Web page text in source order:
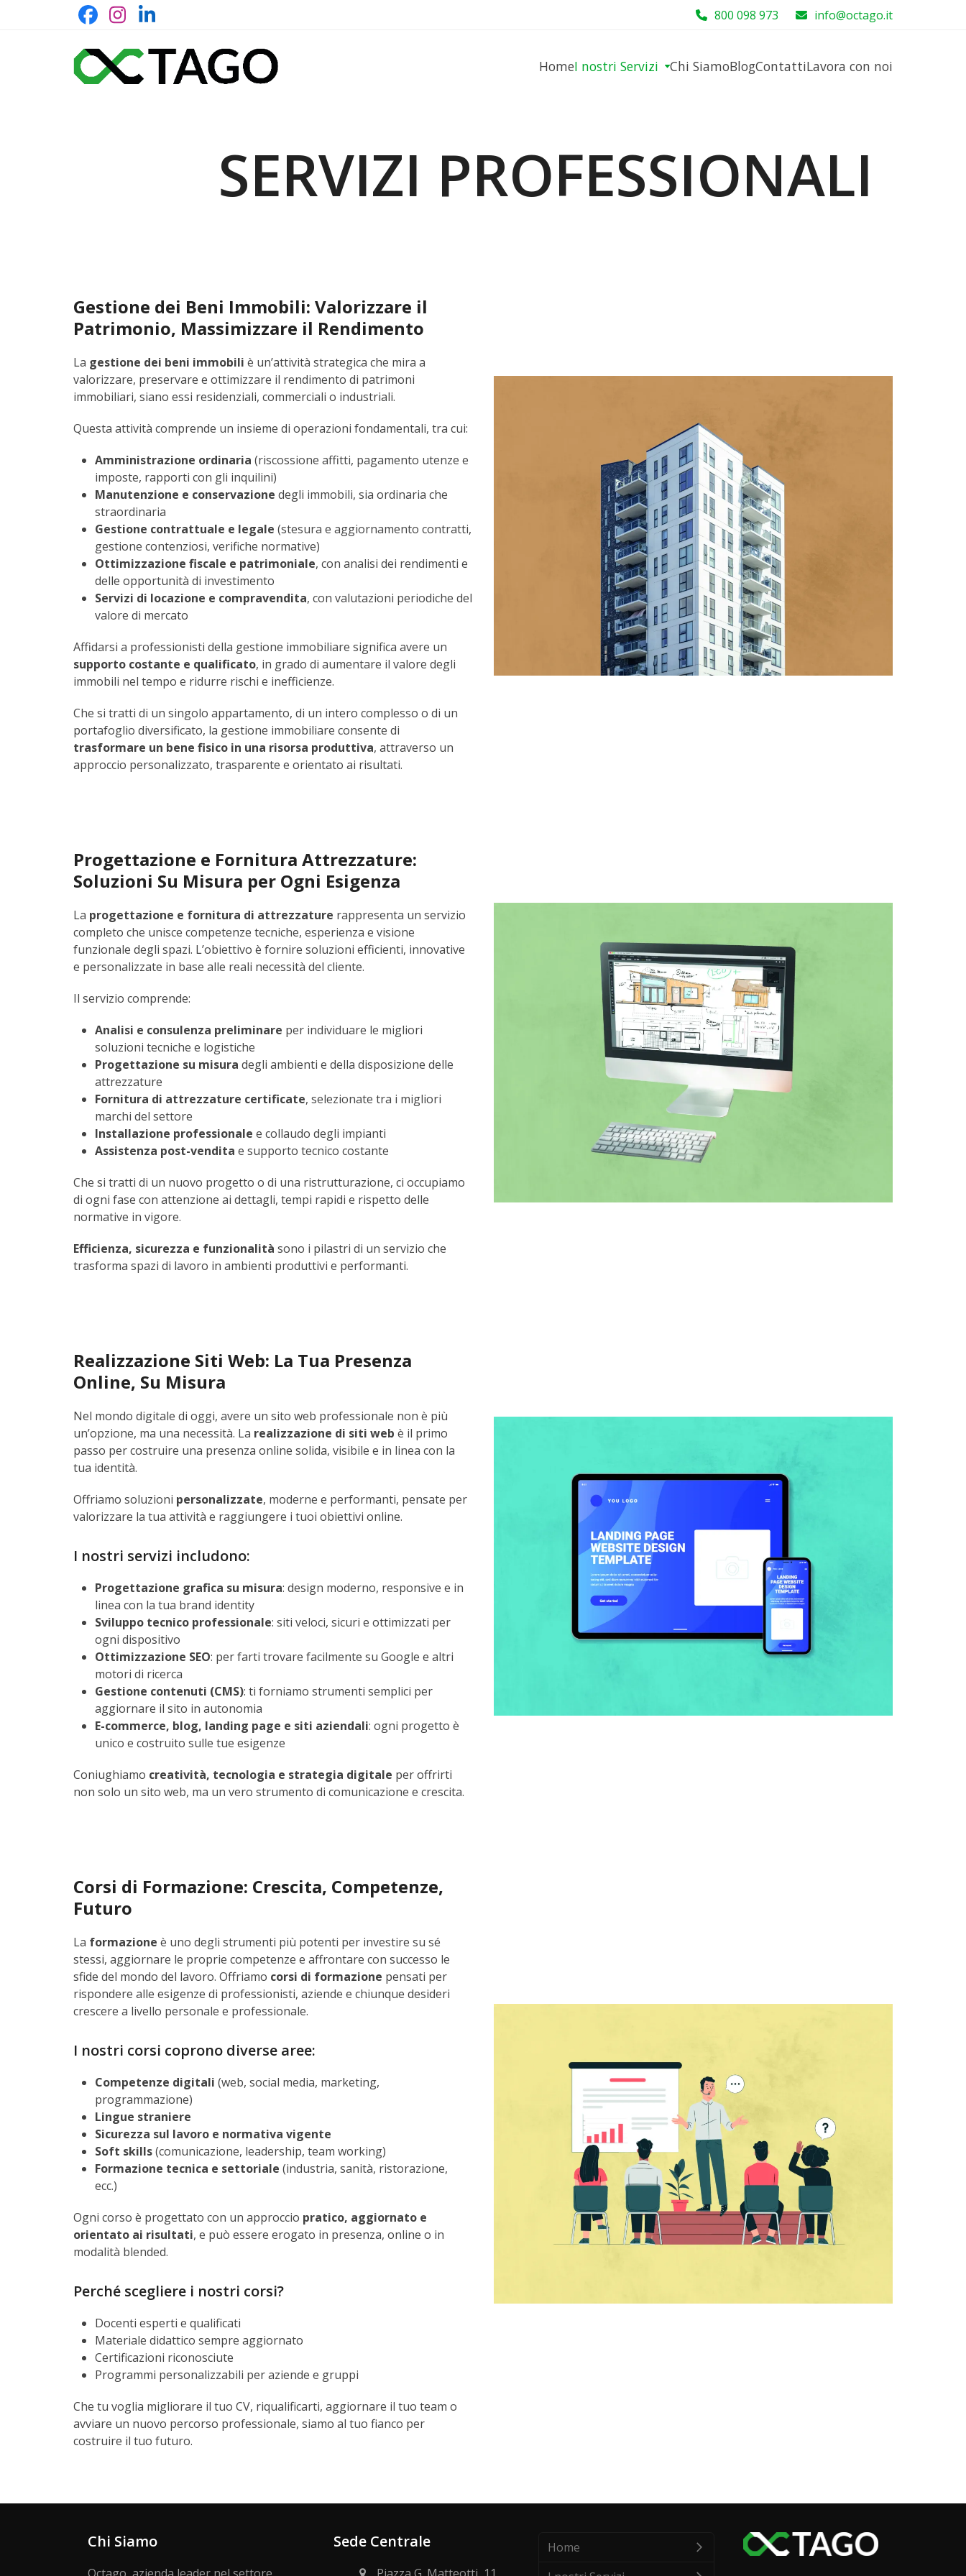
Facebook
Instagram
LinkedIn 800 098 973 info@octago.it
HomeI nostri Servizi Chi SiamoBlogContattiLavora con noi
SERVIZI PROFESSIONALI
Gestione dei Beni Immobili: Valorizzare il
Patrimonio, Massimizzare il Rendimento
La gestione dei beni immobili è un’attività strategica che mira a
valorizzare, preservare e ottimizzare il rendimento di patrimoni
immobiliari, siano essi residenziali, commerciali o industriali.
Questa attività comprende un insieme di operazioni fondamentali, tra cui:
Amministrazione ordinaria (riscossione affitti, pagamento utenze e
imposte, rapporti con gli inquilini)
Manutenzione e conservazione degli immobili, sia ordinaria che
straordinaria
Gestione contrattuale e legale (stesura e aggiornamento contratti,
gestione contenziosi, verifiche normative)
Ottimizzazione fiscale e patrimoniale, con analisi dei rendimenti e
delle opportunità di investimento
Servizi di locazione e compravendita, con valutazioni periodiche del
valore di mercato
Affidarsi a professionisti della gestione immobiliare significa avere un
supporto costante e qualificato, in grado di aumentare il valore degli
immobili nel tempo e ridurre rischi e inefficienze.
Che si tratti di un singolo appartamento, di un intero complesso o di un
portafoglio diversificato, la gestione immobiliare consente di
trasformare un bene fisico in una risorsa produttiva, attraverso un
approccio personalizzato, trasparente e orientato ai risultati.
Progettazione e Fornitura Attrezzature:
Soluzioni Su Misura per Ogni Esigenza
La progettazione e fornitura di attrezzature rappresenta un servizio
completo che unisce competenze tecniche, esperienza e visione
funzionale degli spazi. L’obiettivo è fornire soluzioni efficienti, innovative
e personalizzate in base alle reali necessità del cliente.
Il servizio comprende:
Analisi e consulenza preliminare per individuare le migliori
soluzioni tecniche e logistiche
Progettazione su misura degli ambienti e della disposizione delle
attrezzature
Fornitura di attrezzature certificate, selezionate tra i migliori
marchi del settore
Installazione professionale e collaudo degli impianti
Assistenza post-vendita e supporto tecnico costante
Che si tratti di un nuovo progetto o di una ristrutturazione, ci occupiamo
di ogni fase con attenzione ai dettagli, tempi rapidi e rispetto delle
normative in vigore.
Efficienza, sicurezza e funzionalità sono i pilastri di un servizio che
trasforma spazi di lavoro in ambienti produttivi e performanti.
Realizzazione Siti Web: La Tua Presenza
Online, Su Misura
Nel mondo digitale di oggi, avere un sito web professionale non è più
un’opzione, ma una necessità. La realizzazione di siti web è il primo
passo per costruire una presenza online solida, visibile e in linea con la
tua identità.
Offriamo soluzioni personalizzate, moderne e performanti, pensate per
valorizzare la tua attività e raggiungere i tuoi obiettivi online.
I nostri servizi includono:
Progettazione grafica su misura: design moderno, responsive e in
linea con la tua brand identity
Sviluppo tecnico professionale: siti veloci, sicuri e ottimizzati per
ogni dispositivo
Ottimizzazione SEO: per farti trovare facilmente su Google e altri
motori di ricerca
Gestione contenuti (CMS): ti forniamo strumenti semplici per
aggiornare il sito in autonomia
E-commerce, blog, landing page e siti aziendali: ogni progetto è
unico e costruito sulle tue esigenze
Coniughiamo creatività, tecnologia e strategia digitale per offrirti
non solo un sito web, ma un vero strumento di comunicazione e crescita.
Corsi di Formazione: Crescita, Competenze,
Futuro
La formazione è uno degli strumenti più potenti per investire su sé
stessi, aggiornare le proprie competenze e affrontare con successo le
sfide del mondo del lavoro. Offriamo corsi di formazione pensati per
rispondere alle esigenze di professionisti, aziende e chiunque desideri
crescere a livello personale e professionale.
I nostri corsi coprono diverse aree:
Competenze digitali (web, social media, marketing,
programmazione)
Lingue straniere
Sicurezza sul lavoro e normativa vigente
Soft skills(comunicazione, leadership, team working)
Formazione tecnica e settoriale (industria, sanità, ristorazione,
ecc.)
Ogni corso è progettato con un approccio pratico, aggiornato e
orientato ai risultati, e può essere erogato in presenza, online o in
modalità blended.
Perché scegliere i nostri corsi?
Docenti esperti e qualificati
Materiale didattico sempre aggiornato
Certificazioni riconosciute
Programmi personalizzabili per aziende e gruppi
Che tu voglia migliorare il tuo CV, riqualificarti, aggiornare il tuo team o
avviare un nuovo percorso professionale, siamo al tuo fianco per
costruire il tuo futuro.
Chi Siamo Sede Centrale
Home